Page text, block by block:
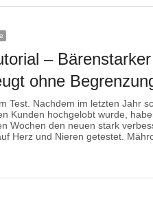
– Bärenstarker
ohne
Test. Nachdem im letzten Jahr
Kunden hochgelobt wurde,
Wochen den neuen stark
Herz und Nieren getestet.